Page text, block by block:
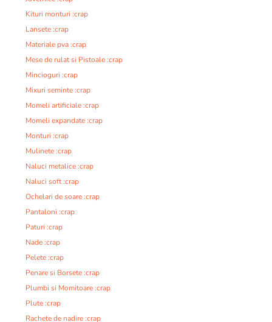
Kituri monturi :crap
Lansete :crap
Materiale pva :crap
Mese de rulat si Pistoale :crap
Mincioguri :crap
Mixuri seminte :crap
Momeli artificiale :crap
Momeli expandate :crap
Monturi :crap
Mulinete :crap
Naluci metalice :crap
Naluci soft :crap
Ochelari de soare :crap
Pantaloni :crap
Paturi :crap
Nade :crap
Pelete :crap
Penare si Borsete :crap
Plumbi si Momitoare :crap
Plute :crap
Rachete de nadire :crap